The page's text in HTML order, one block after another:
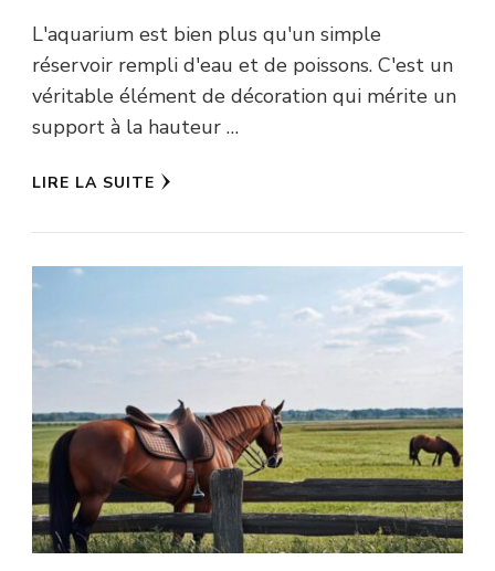
L'aquarium est bien plus qu'un simple
réservoir rempli d'eau et de poissons. C'est un
véritable élément de décoration qui mérite un
support à la hauteur …
LIRE LA SUITE